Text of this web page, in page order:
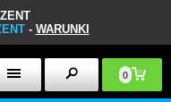
- WARUNKI
0